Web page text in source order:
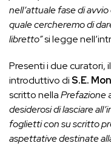
nell’attuale fase di
quale cercheremo di
libretto”si legge
Presenti i due curatori,
introduttivo diS.E.
scritto nellaPrefazione
desiderosi di lasciare
foglietti con su scritto
aspettative destinate